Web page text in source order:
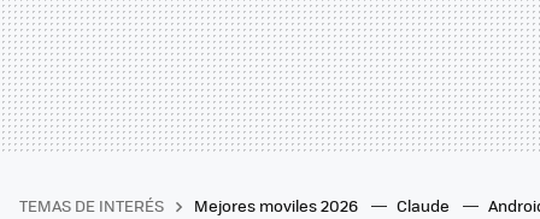
TEMAS DE INTERÉS Mejores moviles 2026 Claude